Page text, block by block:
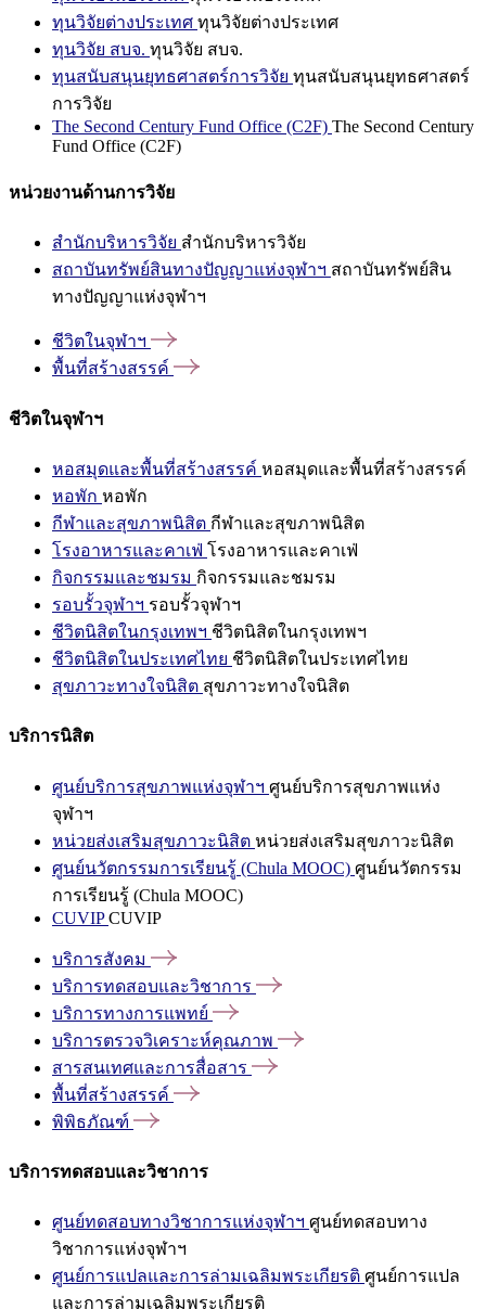
ทุนวิจัยต่างประเทศ ทุนวิจัยต่างประเทศ
ทุนวิจัย สบจ. ทุนวิจัย สบจ.
ทุนสนับสนุนยุทธศาสตร์การวิจัย ทุนสนับสนุนยุทธศาสตร์
การวิจัย
The Second Century Fund Office (C2F) The Second Century
Fund Office (C2F)
หน่วยงานด้านการวิจัย
สำนักบริหารวิจัย สำนักบริหารวิจัย
สถาบันทรัพย์สินทางปัญญาแห่งจุฬาฯ สถาบันทรัพย์สิน
ทางปัญญาแห่งจุฬาฯ
ชีวิตในจุฬาฯ
พื้นที่สร้างสรรค์
ชีวิตในจุฬาฯ
หอสมุดและพื้นที่สร้างสรรค์ หอสมุดและพื้นที่สร้างสรรค์
หอพัก หอพัก
กีฬาและสุขภาพนิสิต กีฬาและสุขภาพนิสิต
โรงอาหารและคาเฟ่ โรงอาหารและคาเฟ่
กิจกรรมและชมรม กิจกรรมและชมรม
รอบรั้วจุฬาฯ รอบรั้วจุฬาฯ
ชีวิตนิสิตในกรุงเทพฯ ชีวิตนิสิตในกรุงเทพฯ
ชีวิตนิสิตในประเทศไทย ชีวิตนิสิตในประเทศไทย
สุขภาวะทางใจนิสิต สุขภาวะทางใจนิสิต
บริการนิสิต
ศูนย์บริการสุขภาพแห่งจุฬาฯ ศูนย์บริการสุขภาพแห่ง
จุฬาฯ
หน่วยส่งเสริมสุขภาวะนิสิต หน่วยส่งเสริมสุขภาวะนิสิต
ศูนย์นวัตกรรมการเรียนรู้ (Chula MOOC) ศูนย์นวัตกรรม
การเรียนรู้ (Chula MOOC)
CUVIPCUVIP
บริการสังคม
บริการทดสอบและวิชาการ
บริการทางการแพทย์
บริการตรวจวิเคราะห์คุณภาพ
สารสนเทศและการสื่อสาร
พื้นที่สร้างสรรค์
พิพิธภัณฑ์
บริการทดสอบและวิชาการ
ศูนย์ทดสอบทางวิชาการแห่งจุฬาฯ ศูนย์ทดสอบทาง
วิชาการแห่งจุฬาฯ
ศูนย์การแปลและการล่ามเฉลิมพระเกียรติ ศูนย์การแปล
และการล่ามเฉลิมพระเกียรติ